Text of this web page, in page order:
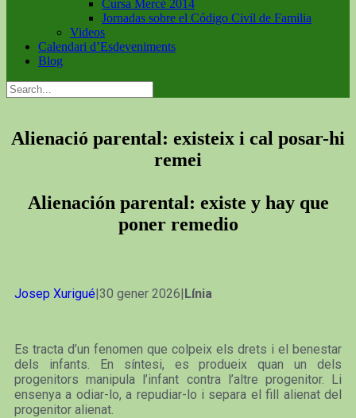
Cursa Mercé 2014
Jornadas sobre el Código Civil de Familia
Videos
Calendari d’Esdeveniments
Blog
Alienació parental: existeix i cal posar-hi
remei
Alienación parental: existe y hay que
poner remedio
Josep Xurigué|30 gener 2026|Línia
Es tracta d’un fenomen que colpeix els drets i el benestar
dels infants. En síntesi, es produeix quan un dels
progenitors manipula l’infant contra l’altre progenitor. Li
ensenya a odiar-lo, a repudiar-lo i separa el fill alienat del
progenitor alienat.